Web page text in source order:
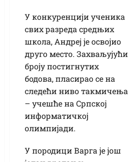
У конкуренцији ученика
свих разреда средњих
школа, Андреј је освојио
друго место. Захваљујући
броју постигнутих
бодова, пласирао се на
следећи ниво такмичења
– учешће на Српској
информатичкој
олимпијади.
У породици Варга је још